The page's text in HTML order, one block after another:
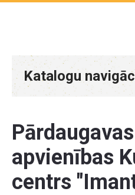
Katalogu
apvienības
centrs